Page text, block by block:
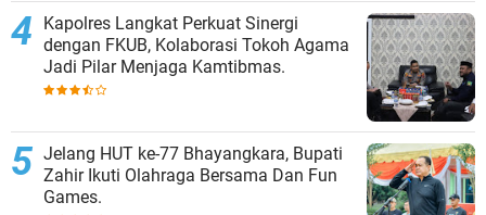
Kapolres Langkat Perkuat Sinergi
dengan FKUB, Kolaborasi Tokoh Agama
Jadi Pilar Menjaga Kamtibmas.
Jelang HUT ke-77 Bhayangkara, Bupati
Zahir Ikuti Olahraga Bersama Dan Fun
Games.